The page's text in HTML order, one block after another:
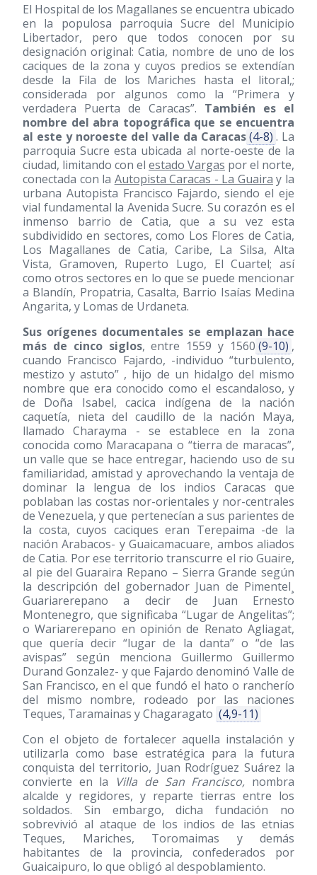
El Hospital de los Magallanes se encuentra ubicado
en la populosa parroquia Sucre del Municipio
Libertador, pero que todos conocen por su
designación original: Catia, nombre de uno de los
caciques de la zona y cuyos predios se extendían
desde la Fila de los Mariches hasta el litoral,;
considerada por algunos como la “Primera y
verdadera Puerta de Caracas”. También es el
nombre del abra topográfica que se encuentra
al este y noroeste del valle da Caracas(4-8) . La
parroquia Sucre esta ubicada al norte-oeste de la
ciudad, limitando con el estado Vargas por el norte,
conectada con la Autopista Caracas - La Guaira y la
urbana Autopista Francisco Fajardo, siendo el eje
vial fundamental la Avenida Sucre. Su corazón es el
inmenso barrio de Catia, que a su vez esta
subdividido en sectores, como Los Flores de Catia,
Los Magallanes de Catia, Caribe, La Silsa, Alta
Vista, Gramoven, Ruperto Lugo, El Cuartel; así
como otros sectores en lo que se puede mencionar
a Blandín, Propatria, Casalta, Barrio Isaías Medina
Angarita, y Lomas de Urdaneta.
Sus orígenes documentales se emplazan hace
más de cinco siglos, entre 1559 y 1560 (9-10) ,
cuando Francisco Fajardo, -individuo “turbulento,
mestizo y astuto” , hijo de un hidalgo del mismo
nombre que era conocido como el escandaloso, y
de Doña Isabel, cacica indígena de la nación
caquetía, nieta del caudillo de la nación Maya,
llamado Charayma - se establece en la zona
conocida como Maracapana o “tierra de maracas”,
un valle que se hace entregar, haciendo uso de su
familiaridad, amistad y aprovechando la ventaja de
dominar la lengua de los indios Caracas que
poblaban las costas nor-orientales y nor-centrales
de Venezuela, y que pertenecían a sus parientes de
la costa, cuyos caciques eran Terepaima -de la
nación Arabacos- y Guaicamacuare, ambos aliados
de Catia. Por ese territorio transcurre el rio Guaire,
al pie del Guaraira Repano – Sierra Grande según
la descripción del gobernador Juan de Pimentel¸
Guariarerepano a decir de Juan Ernesto
Montenegro, que significaba “Lugar de Angelitas”;
o Wariarerepano en opinión de Renato Agliagat,
que quería decir “lugar de la danta” o “de las
avispas” según menciona Guillermo Guillermo
Durand Gonzalez- y que Fajardo denominó Valle de
San Francisco, en el que fundó el hato o rancherío
del mismo nombre, rodeado por las naciones
Teques, Taramainas y Chagaragato (4,9-11)
Con el objeto de fortalecer aquella instalación y
utilizarla como base estratégica para la futura
conquista del territorio, Juan Rodríguez Suárez la
convierte en la
Villa de San Francisco, nombra
alcalde y regidores, y reparte tierras entre los
soldados. Sin embargo, dicha fundación no
sobrevivió al ataque de los indios de las etnias
Teques, Mariches, Toromaimas y demás
habitantes de la provincia, confederados por
Guaicaipuro, lo que obligó al despoblamiento.